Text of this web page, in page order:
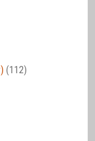
(112)